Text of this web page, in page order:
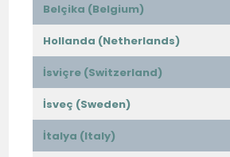
Belçika (Belgium)
Hollanda (Netherlands)
İsviçre (Switzerland)
İsveç (Sweden)
İtalya (Italy)